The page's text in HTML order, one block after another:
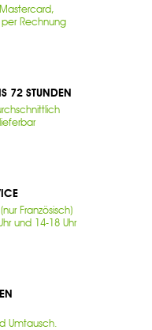
per Rechnung
72 STUNDEN
Französisch)
und 14-18 Uhr
Umtausch.